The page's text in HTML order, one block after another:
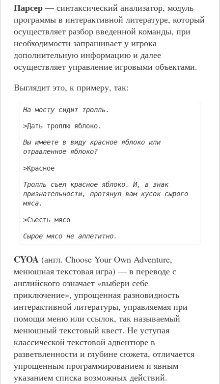
Парсер— синтаксический анализатор, модуль
программы в интерактивной литературе, который
осуществляет разбор введенной команды, при
необходимости запрашивает у игрока
дополнительную информацию и далее
осуществляет управление игровыми объектами.
Выглядит это, к примеру, так:
На мосту сидит тролль.
>Дать троллю яблоко.
Вы имеете в виду красное яблоко или
отравленное яблоко?
>Красное
Тролль съел красное яблоко. И, в знак
признательности, протянул вам кусок сырого
мяса.
>Съесть мясо
Сырое мясо не аппетитно.
CYOA(англ. Choose Your Own Adventure,
менюшная текстовая игра) — в переводе с
английского означает «выбери себе
приключение», упрощенная разновидность
интерактивной литературы, управляемая при
помощи меню или ссылок, так называемый
менюшный текстовый квест. Не уступая
классической текстовой адвентюре в
разветвленности и глубине сюжета, отличается
упрощенным программированием и явным
указанием списка возможных действий.